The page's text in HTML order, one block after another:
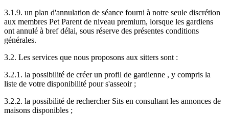
3.1.9. un plan d'annulation de séance fourni à notre seule discrétion
aux membres Pet Parent de niveau premium, lorsque les gardiens
ont annulé à bref délai, sous réserve des présentes conditions
générales.
3.2. Les services que nous proposons aux sitters sont :
3.2.1. la possibilité de créer un profil de gardienne , y compris la
liste de votre disponibilité pour s'asseoir ;
3.2.2. la possibilité de rechercher Sits en consultant les annonces de
maisons disponibles ;